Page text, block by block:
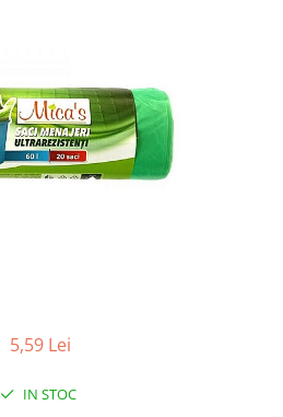
5,59 Lei
IN STOC